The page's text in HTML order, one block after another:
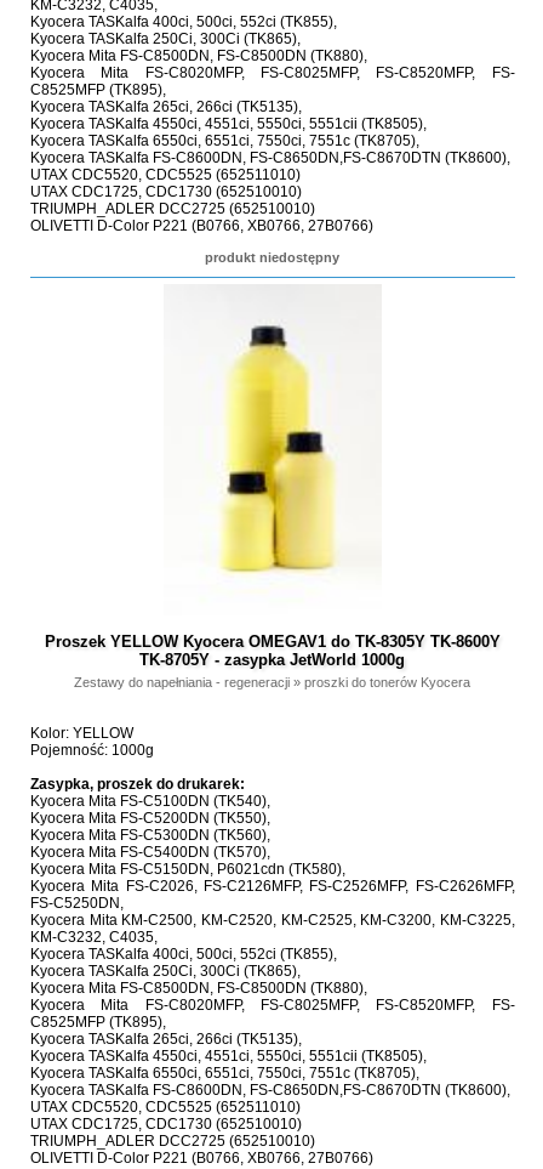
KM-C3232, C4035,
Kyocera TASKalfa 400ci, 500ci, 552ci (TK855),
Kyocera TASKalfa 250Ci, 300Ci (TK865),
Kyocera Mita FS-C8500DN, FS-C8500DN (TK880),
Kyocera Mita FS-C8020MFP, FS-C8025MFP, FS-C8520MFP, FS-
C8525MFP (TK895),
Kyocera TASKalfa 265ci, 266ci (TK5135),
Kyocera TASKalfa 4550ci, 4551ci, 5550ci, 5551cii (TK8505),
Kyocera TASKalfa 6550ci, 6551ci, 7550ci, 7551c (TK8705),
Kyocera TASKalfa FS-C8600DN, FS-C8650DN,FS-C8670DTN (TK8600),
UTAX CDC5520, CDC5525 (652511010)
UTAX CDC1725, CDC1730 (652510010)
TRIUMPH_ADLER DCC2725 (652510010)
OLIVETTI D-Color P221 (B0766, XB0766, 27B0766)
produkt niedostępny
Proszek YELLOW Kyocera OMEGAV1 do TK-8305Y TK-8600Y
TK-8705Y - zasypka JetWorld 1000g
Zestawy do napełniania - regeneracji »proszki do tonerów Kyocera
Kolor: YELLOW
Pojemność: 1000g
Zasypka, proszek do drukarek:
Kyocera Mita FS-C5100DN (TK540),
Kyocera Mita FS-C5200DN (TK550),
Kyocera Mita FS-C5300DN (TK560),
Kyocera Mita FS-C5400DN (TK570),
Kyocera Mita FS-C5150DN, P6021cdn (TK580),
Kyocera Mita FS-C2026, FS-C2126MFP, FS-C2526MFP, FS-C2626MFP,
FS-C5250DN,
Kyocera Mita KM-C2500, KM-C2520, KM-C2525, KM-C3200, KM-C3225,
KM-C3232, C4035,
Kyocera TASKalfa 400ci, 500ci, 552ci (TK855),
Kyocera TASKalfa 250Ci, 300Ci (TK865),
Kyocera Mita FS-C8500DN, FS-C8500DN (TK880),
Kyocera Mita FS-C8020MFP, FS-C8025MFP, FS-C8520MFP, FS-
C8525MFP (TK895),
Kyocera TASKalfa 265ci, 266ci (TK5135),
Kyocera TASKalfa 4550ci, 4551ci, 5550ci, 5551cii (TK8505),
Kyocera TASKalfa 6550ci, 6551ci, 7550ci, 7551c (TK8705),
Kyocera TASKalfa FS-C8600DN, FS-C8650DN,FS-C8670DTN (TK8600),
UTAX CDC5520, CDC5525 (652511010)
UTAX CDC1725, CDC1730 (652510010)
TRIUMPH_ADLER DCC2725 (652510010)
OLIVETTI D-Color P221 (B0766, XB0766, 27B0766)